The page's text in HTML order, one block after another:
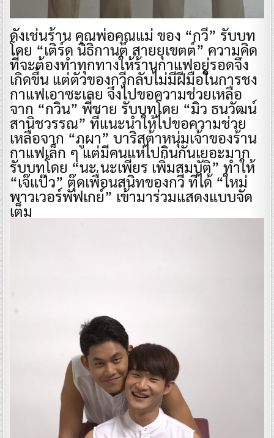
ดังเช่นร้าน คุณพ่อคุณแม่ ของ “กวี” รับบท
โดย “เติร์ด นิธิกานต์ สายยุเขตต์” ความคิด
ที่จะต้องทำทุกทางให้ร้านกาแฟอยู่รอดจึง
เกิดขึ้น แต่ตัวของกวีกลับไม่มีฝีมือในการชง
กาแฟเอาซะเลย จึงไปขอความช่วยเหลือ
จาก “กวิน” พี่ชาย รับบทโดย “มิว ธนวัฒน์
สานิชวรรณ” ที่แนะนำให้ไปขอความช่วย
เหลือจาก “ภูผา” บาริสต้าหนุ่มเจ้าของร้าน
กาแฟเล็ก ๆ แต่มีคนแห่ไปกินกันเยอะมาก
รับบทโดย “นะ นะเพียร เพิ่มสมบัติ” ทำให้
“เจ๊แป๊ว” ตุ๊ดเพื่อนสนิทของกวี ที่ได้ “ใหม่
พาวเวอร์พัฟเกย์” เข้ามาร่วมแสดงแบบจัด
เต็ม